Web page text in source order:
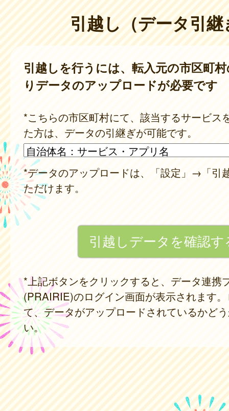
引越し（データ引継
引越しを行うには、転入元の市区町
りデータのアップロードが必要です
*こちらの市区町村にて、該当するサービス
た方は、データの引継ぎが可能です。
*データのアップロードは、「設定」→「引
ただけます。
*上記ボタンをクリックすると、データ連携
(PRAIRIE)のログイン画面が表示されます
て、データがアップロードされているかど
い。